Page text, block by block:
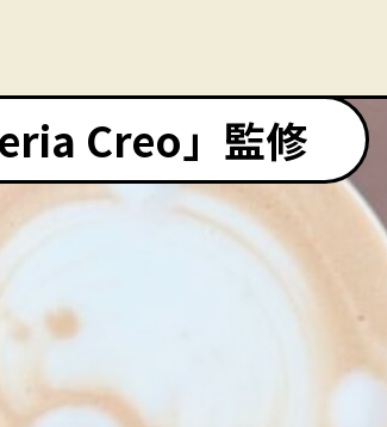
Creo」監修